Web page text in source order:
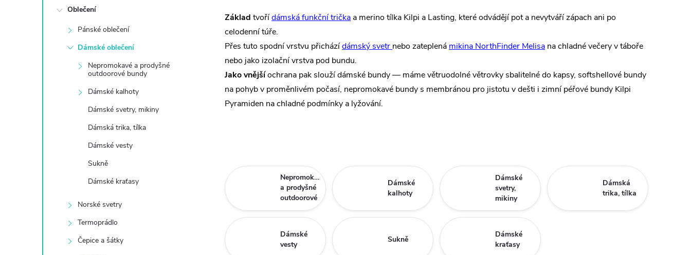
Oblečení
Pánské oblečení
Dámské oblečení
Nepromokavé a prodyšné
outdoorové bundy
Dámské kalhoty
Dámské svetry, mikiny
Dámská trika, tílka
Dámské vesty
Sukně
Dámské kraťasy
Norské svetry
Termoprádlo
Čepice a šátky
Základ tvořídámská funkční trička a merino tílka Kilpi a Lasting, které odvádějí pot a nevytváří zápach ani po
celodenní túře.
Přes tuto spodní vrstvu přicházídámský svetr nebo zateplená mikina NorthFinder Melisa na chladné večery v táboře
nebo jako izolační vrstva pod bundu.
Jako vnějšíochrana pak slouží dámské bundy — máme větruodolné větrovky sbalitelné do kapsy, softshellové bundy
na pohyb v proměnlivém počasí, nepromokavé bundy s membránou pro jistotu v dešti i zimní péřové bundy Kilpi
Pyramiden na chladné podmínky a lyžování.
Nepromokavé
a prodyšné
outdoorové
bundy
Dámské
kalhoty
Dámské
svetry,
mikiny
Dámská
trika, tílka
Dámské
vesty
Sukně
Dámské
kraťasy